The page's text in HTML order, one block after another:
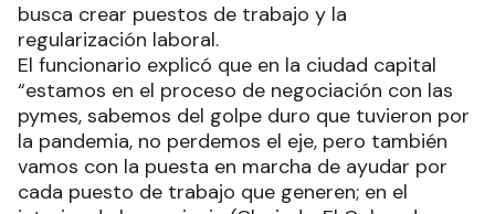
busca crear puestos de trabajo y la
regularización laboral.
El funcionario explicó que en la ciudad capital
“estamos en el proceso de negociación con las
pymes, sabemos del golpe duro que tuvieron por
la pandemia, no perdemos el eje, pero también
vamos con la puesta en marcha de ayudar por
cada puesto de trabajo que generen; en el